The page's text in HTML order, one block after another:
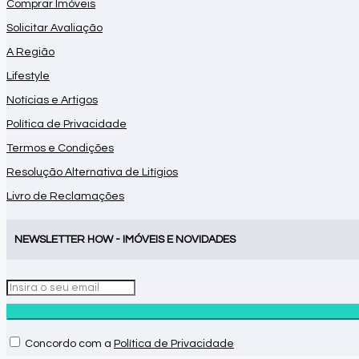
Comprar Imóveis
Solicitar Avaliação
A Região
Lifestyle
Notícias e Artigos
Política de Privacidade
Termos e Condições
Resolução Alternativa de Litígios
Livro de Reclamações
NEWSLETTER HOW - IMÓVEIS E NOVIDADES
Concordo com a Política de Privacidade